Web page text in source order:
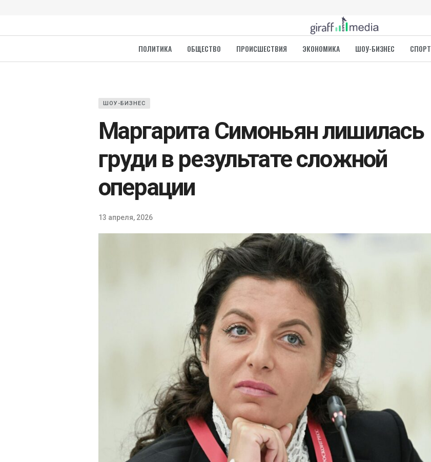
ПОЛИТИКА ОБЩЕСТВО ПРОИСШЕСТВИЯ ЭКОНОМИКА ШОУ-БИЗНЕС СПОРТ
ШОУ-БИЗНЕС
Маргарита Симоньян лишилась
груди в результате сложной
операции
13 апреля, 2026